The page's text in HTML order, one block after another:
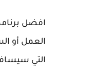
افضل
العمل أو
التي